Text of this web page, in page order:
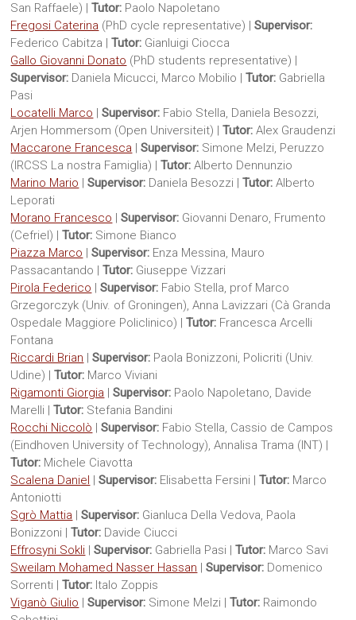
San Raffaele) |Tutor: Paolo Napoletano
Fregosi Caterina (PhD cycle representative) |Supervisor:
Federico Cabitza |Tutor: Gianluigi Ciocca
Gallo Giovanni Donato (PhD students representative) |
Supervisor: Daniela Micucci, Marco Mobilio |Tutor: Gabriella
Pasi
Locatelli Marco |Supervisor: Fabio Stella, Daniela Besozzi,
Arjen Hommersom (Open Universiteit) |Tutor: Alex Graudenzi
Maccarone Francesca |Supervisor: Simone Melzi, Peruzzo
(IRCSS La nostra Famiglia) |Tutor: Alberto Dennunzio
Marino Mario |Supervisor: Daniela Besozzi |Tutor: Alberto
Leporati
Morano Francesco |Supervisor: Giovanni Denaro, Frumento
(Cefriel) |Tutor: Simone Bianco
Piazza Marco |Supervisor: Enza Messina, Mauro
Passacantando |Tutor: Giuseppe Vizzari
Pirola Federico |Supervisor: Fabio Stella, prof Marco
Grzegorczyk (Univ. of Groningen), Anna Lavizzari (Cà Granda
Ospedale Maggiore Policlinico) |Tutor: Francesca Arcelli
Fontana
Riccardi Brian |Supervisor: Paola Bonizzoni, Policriti (Univ.
Udine) |Tutor: Marco Viviani
Rigamonti Giorgia |Supervisor: Paolo Napoletano, Davide
Marelli |Tutor: Stefania Bandini
Rocchi Niccolò |Supervisor: Fabio Stella, Cassio de Campos
(Eindhoven University of Technology), Annalisa Trama (INT) |
Tutor: Michele Ciavotta
Scalena Daniel
|Supervisor: Elisabetta Fersini |Tutor: Marco
Antoniotti
Sgrò Mattia |Supervisor: Gianluca Della Vedova, Paola
Bonizzoni |Tutor: Davide Ciucci
Effrosyni Sokli |Supervisor: Gabriella Pasi |Tutor: Marco Savi
Sweilam Mohamed Nasser Hassan |Supervisor: Domenico
Sorrenti |Tutor: Italo Zoppis
Viganò Giulio |Supervisor: Simone Melzi |Tutor: Raimondo